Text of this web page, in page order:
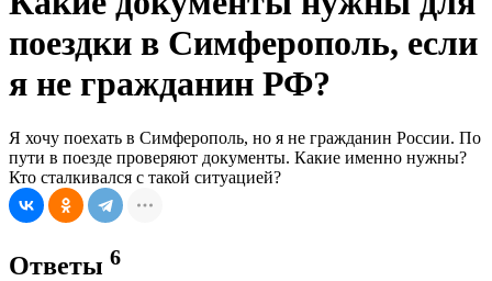
поездки в Симферополь, если
я не гражданин РФ?
Я хочу поехать в Симферополь, но я не гражданин России. По
пути в поезде проверяют документы. Какие именно нужны?
Кто сталкивался с такой ситуацией?
Ответы 6